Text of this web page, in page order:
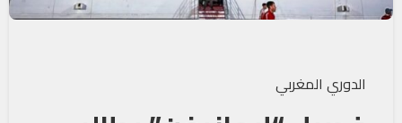
الدوري المغربي